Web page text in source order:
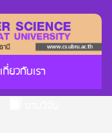
เกี่ยวกับเรา